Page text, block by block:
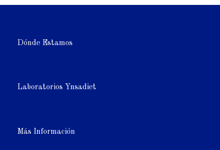
Dónde Estamos
Laboratorios Ynsadiet
Más Información